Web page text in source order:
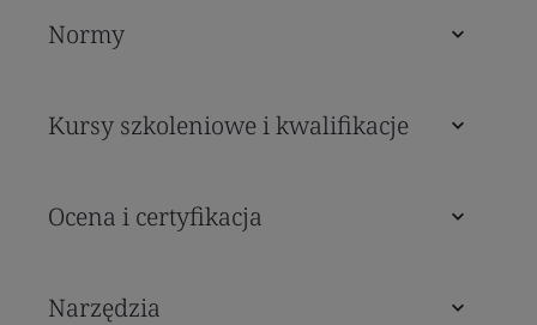
Normy
Kursy szkoleniowe i kwalifikacje
Ocena i certyfikacja
Narzędzia